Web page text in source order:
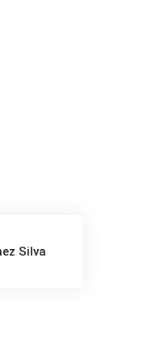
Silva